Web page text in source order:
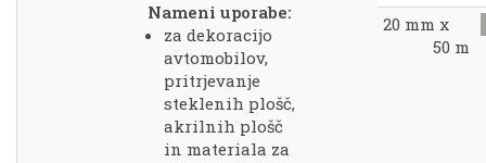
Nameni uporabe:
za dekoracijo
avtomobilov,
pritrjevanje
steklenih plošč,
akrilnih plošč
in materiala za
20 mm x
50 m